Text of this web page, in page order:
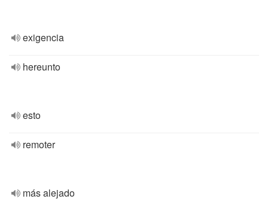
exigencia
hereunto
esto
remoter
más alejado